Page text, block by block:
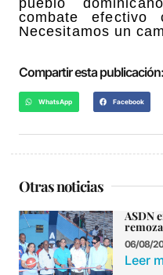
pueblo
combate efectivo
Necesitamos un
Compartir esta publicación:
WhatsApp Facebook
Otras noticias
ASDN
06/08/
Leer